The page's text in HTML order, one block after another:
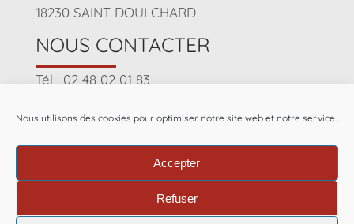
Nous utilisons des cookies pour optimiser notre site web et notre service.
Accepter
Refuser
18230 SAINT DOULCHARD
NOUS CONTACTER
Tél : 02 48 02 01 83
Formulaire de contact
NOS HORAIRES
Lundi-Vendredi : 07h - 18h